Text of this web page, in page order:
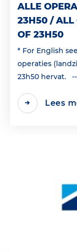
ALLE
23H50 / ALL
OF 23H50
* For English
operaties
23h50 hervat.
Lees